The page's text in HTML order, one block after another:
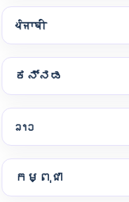
ਪੰਜਾਬੀ
ಕನ್ನಡ
ລາວ
កម្ពុជា